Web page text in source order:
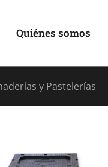
Quiénes somos
y Pastelerías